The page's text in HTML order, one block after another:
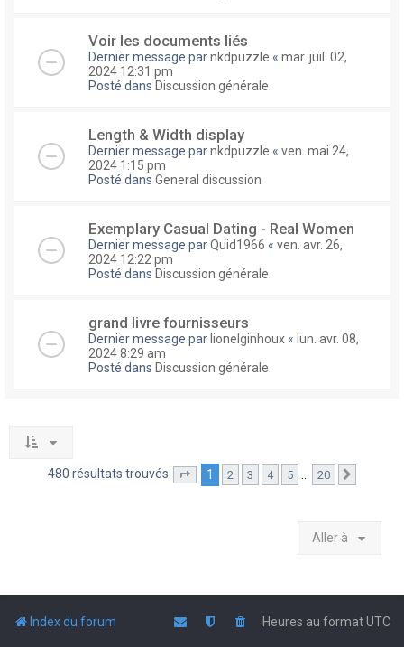
Voir les documents liés
Dernier message parnkdpuzzle « mar. juil. 02,
2024 12:31 pm
Posté dans Discussion générale
Length & Width display
Dernier message parnkdpuzzle « ven. mai 24,
2024 1:15 pm
Posté dans General discussion
Exemplary Сasual Dating - Real Women
Dernier message parQuid1966 « ven. avr. 26,
2024 12:22 pm
Posté dans Discussion générale
grand livre fournisseurs
Dernier message par lionelginhoux « lun. avr. 08,
2024 8:29 am
Posté dans Discussion générale
480 résultats trouvés Page sur20
1 2 3 4 5 … 20
Aller à
Index du forum Heures au formatUTC